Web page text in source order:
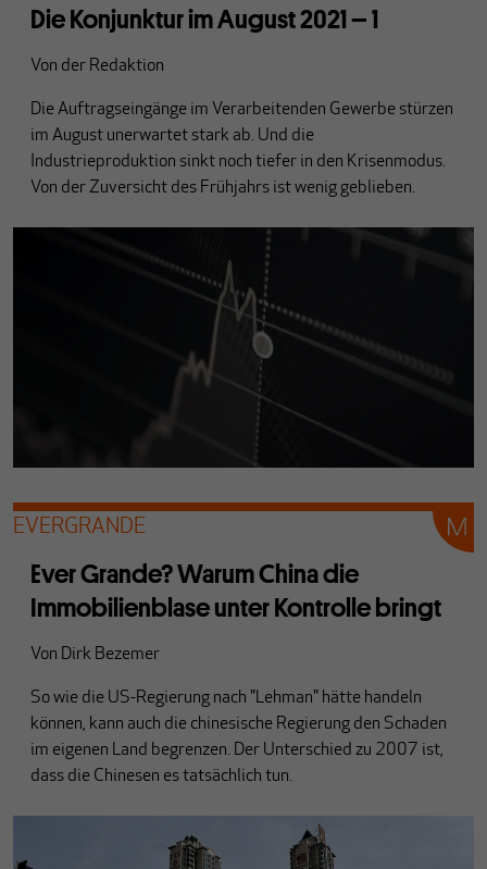
Die Konjunktur im August 2021 – 1
Von der Redaktion
Die Auftragseingänge im Verarbeitenden Gewerbe stürzen
im August unerwartet stark ab. Und die
Industrieproduktion sinkt noch tiefer in den Krisenmodus.
Von der Zuversicht des Frühjahrs ist wenig geblieben.
EVERGRANDE
Ever Grande? Warum China die
Immobilienblase unter Kontrolle bringt
Von Dirk Bezemer
So wie die US-Regierung nach "Lehman" hätte handeln
können, kann auch die chinesische Regierung den Schaden
im eigenen Land begrenzen. Der Unterschied zu 2007 ist,
dass die Chinesen es tatsächlich tun.